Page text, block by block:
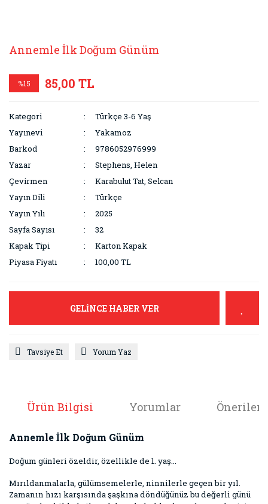
Annemle İlk Doğum Günüm
%15 85,00 TL
Kategori
Türkçe 3-6 Yaş
Yayınevi
Yakamoz
Barkod
9786052976999
Yazar
Stephens, Helen
Çevirmen
Karabulut Tat, Selcan
Yayın Dili
Türkçe
Yayın Yılı
2025
Sayfa Sayısı
32
Kapak Tipi
Karton Kapak
Piyasa Fiyatı
100,00 TL
GELİNCE HABER VER
Tavsiye Et Yorum Yaz
Ürün Bilgisi Yorumlar
Annemle İlk Doğum Günüm
Doğum günleri özeldir, özellikle de 1. yaş...
Mırıldanmalarla, gülümsemelerle, ninnilerle geçen bir yıl.
Zamanın hızı karşısında şaşkına döndüğünüz bu değerli günü